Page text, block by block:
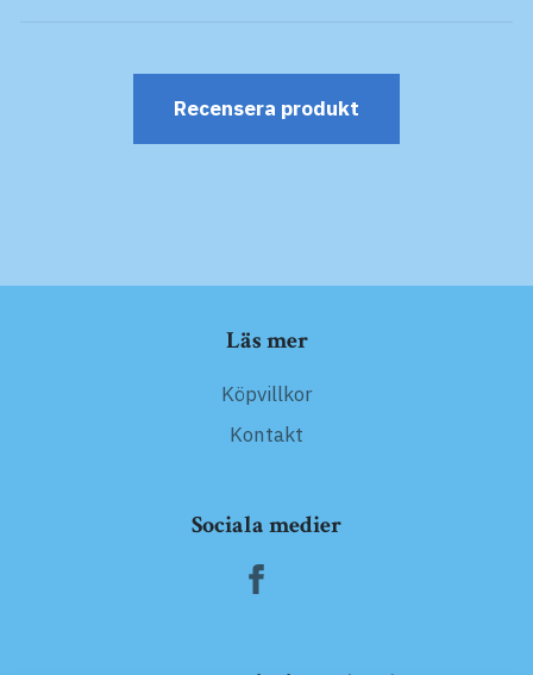
Recensera produkt
Läs mer
Köpvillkor
Kontakt
Sociala medier